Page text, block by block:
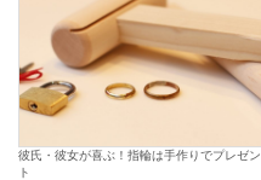
彼氏・彼女が喜ぶ！指輪は手作りでプレゼン
ト